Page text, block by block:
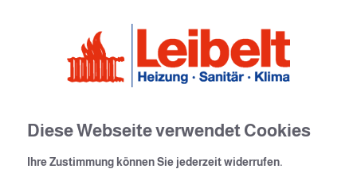
Diese Webseite verwendet Cookies
Ihre Zustimmung können Sie jederzeit widerrufen.